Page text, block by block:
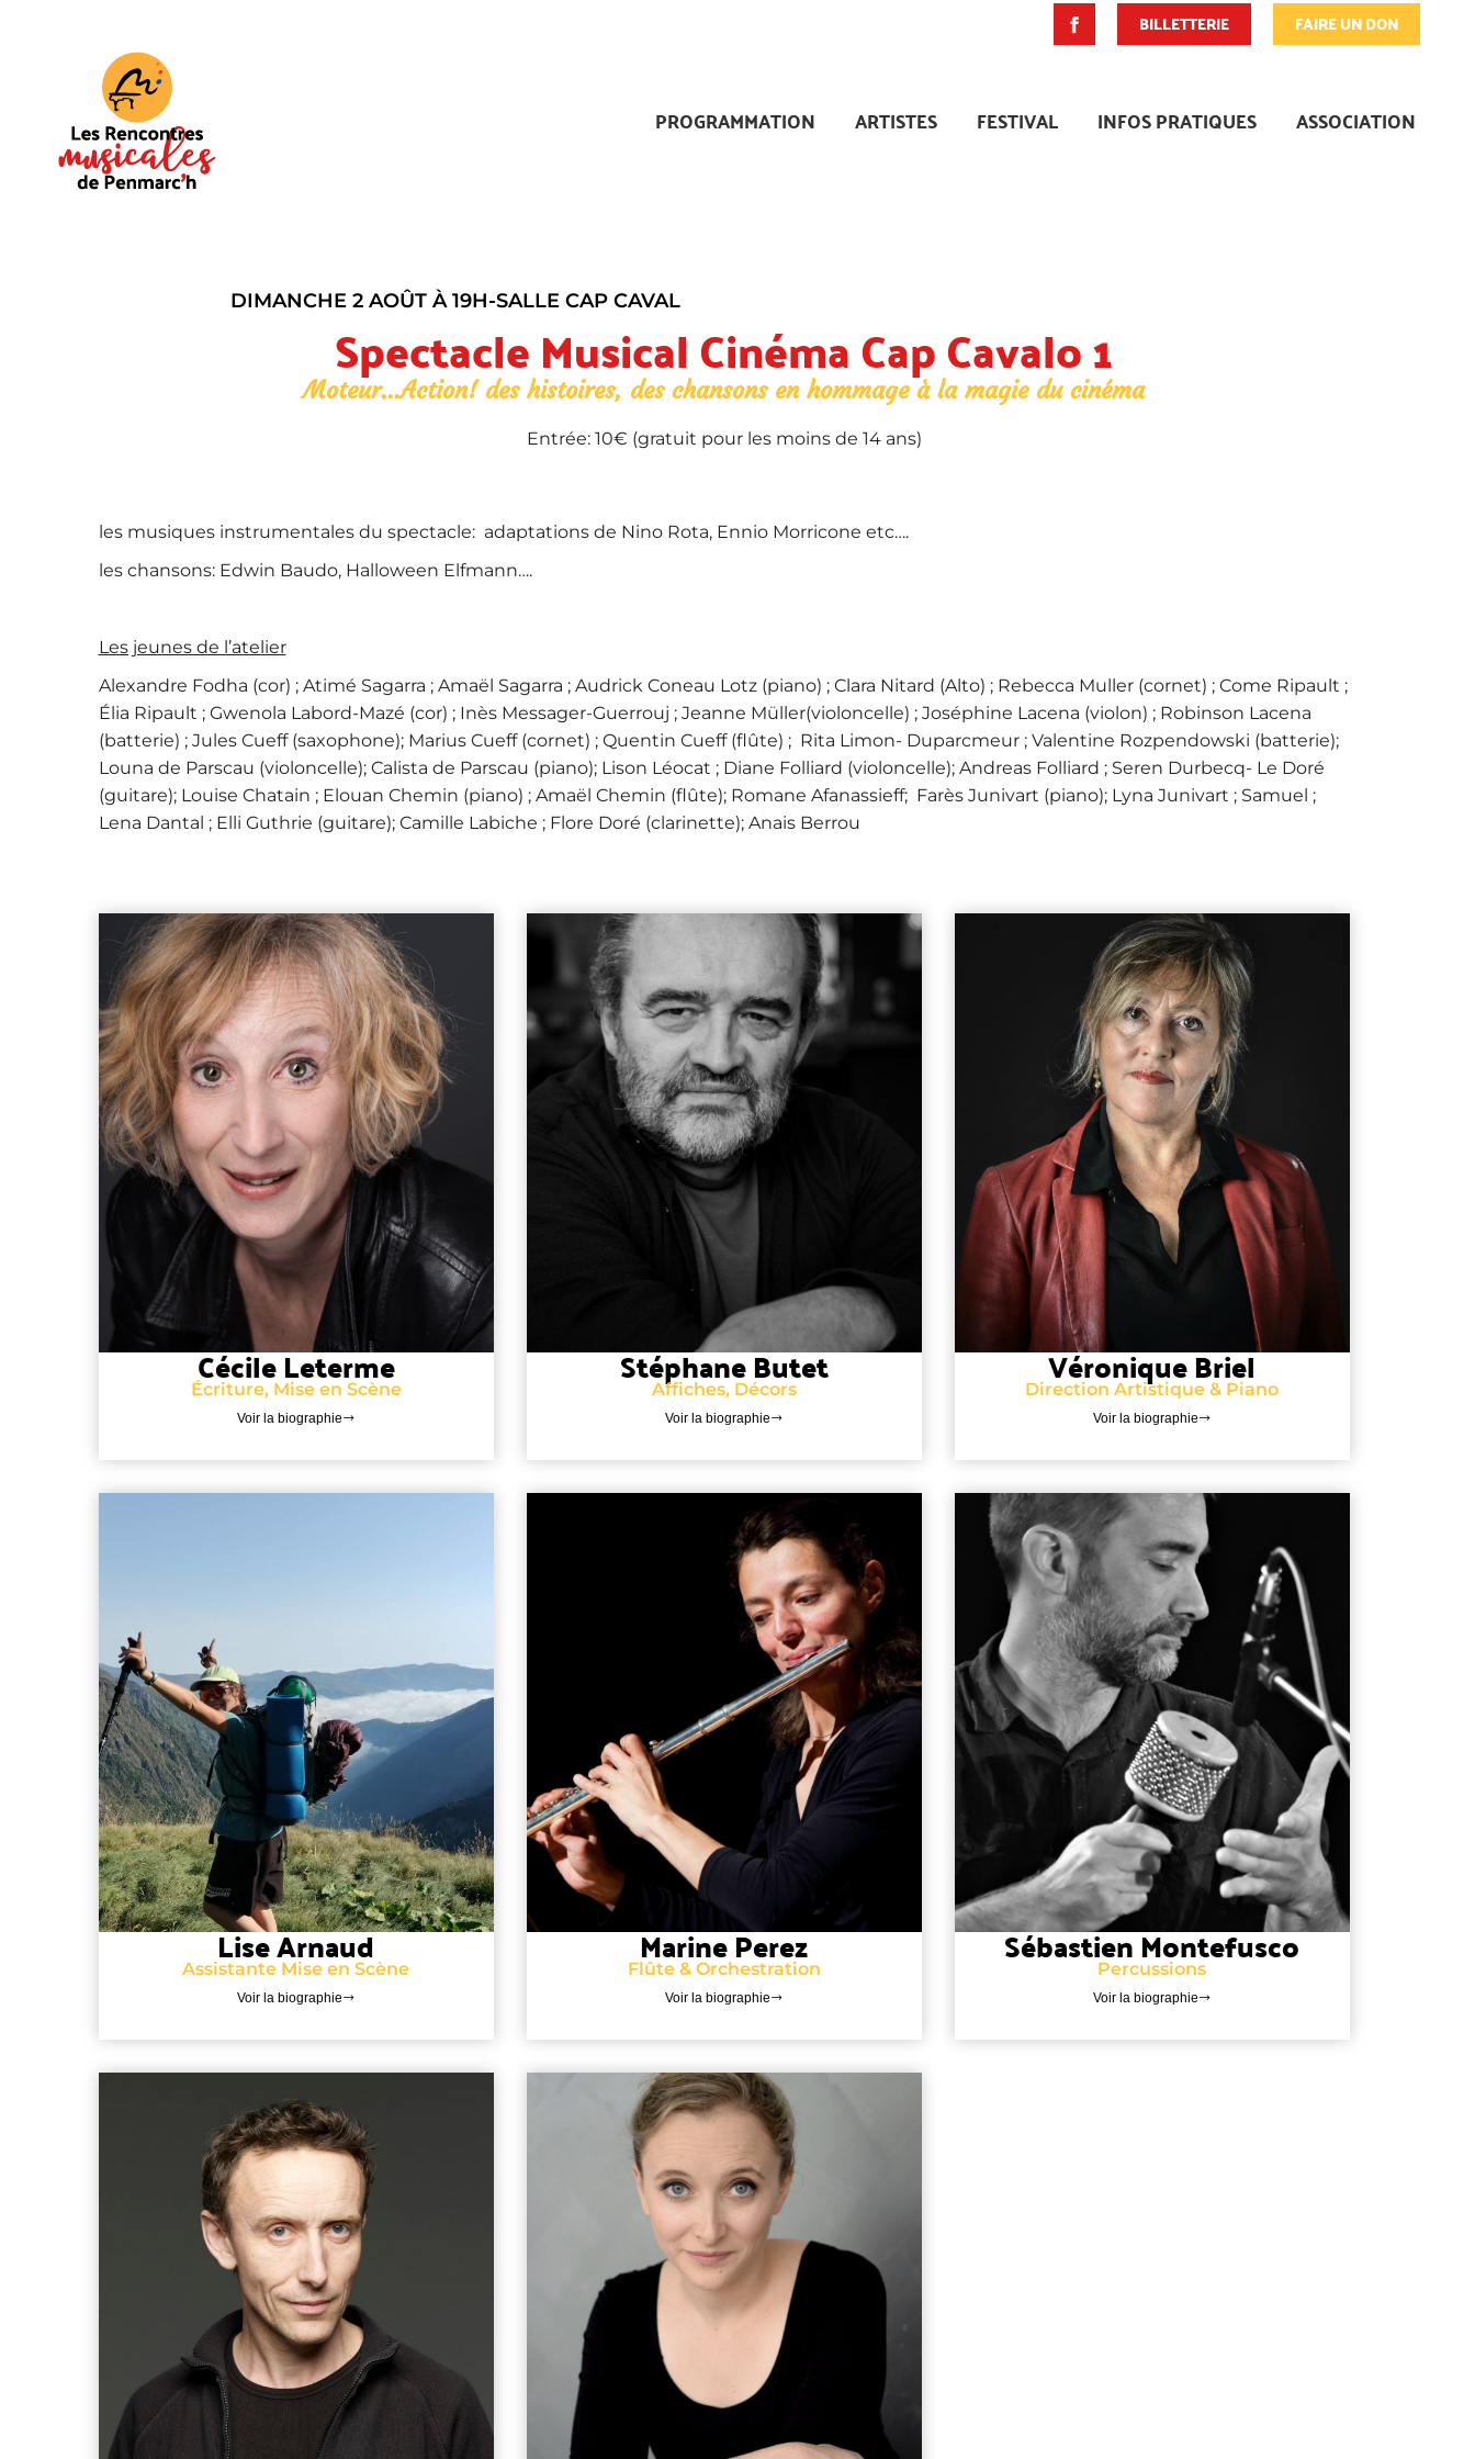
BILLETTERIE FAIRE UN DON
PROGRAMMATION ARTISTES FESTIVAL INFOS PRATIQUES ASSOCIATION
DIMANCHE 2 AOÛT À 19H-SALLE CAP CAVAL
Spectacle Musical Cinéma Cap Cavalo 1
Moteur...Action! des histoires, des chansons en hommage à la magie du cinéma
Entrée: 10€ (gratuit pour les moins de 14 ans)
les musiques instrumentales du spectacle: adaptations de Nino Rota, Ennio Morricone etc….
les chansons: Edwin Baudo, Halloween Elfmann….
Les jeunes de l’atelier
Alexandre Fodha (cor) ; Atimé Sagarra ; Amaël Sagarra ; Audrick Coneau Lotz (piano) ; Clara Nitard (Alto) ; Rebecca Muller (cornet) ; Come Ripault ;
Élia Ripault ; Gwenola Labord-Mazé (cor) ; Inès Messager-Guerrouj ; Jeanne Müller(violoncelle) ; Joséphine Lacena (violon) ; Robinson Lacena
(batterie) ; Jules Cueff (saxophone); Marius Cueff (cornet) ; Quentin Cueff (flûte) ; Rita Limon- Duparcmeur ; Valentine Rozpendowski (batterie);
Louna de Parscau (violoncelle); Calista de Parscau (piano); Lison Léocat ; Diane Folliard (violoncelle); Andreas Folliard ; Seren Durbecq- Le Doré
(guitare); Louise Chatain ; Elouan Chemin (piano) ; Amaël Chemin (flûte); Romane Afanassieff; Farès Junivart (piano); Lyna Junivart ; Samuel ;
Lena Dantal ; Elli Guthrie (guitare); Camille Labiche ; Flore Doré (clarinette); Anais Berrou
Cécile Leterme
Écriture, Mise en Scène
Voir la biographie
Stéphane Butet
Affiches, Décors
Voir la biographie
Véronique Briel
Direction Artistique & Piano
Voir la biographie
Lise Arnaud
Assistante Mise en Scène
Voir la biographie
Marine Perez
Flûte & Orchestration
Voir la biographie
Sébastien Montefusco
Percussions
Voir la biographie